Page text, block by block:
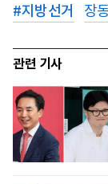
#지방선거 장
관련 기사